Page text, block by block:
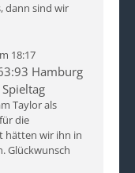
dann sind wir
18:17
Hamburg
Taylor als
die
hätten wir ihn in
Glückwunsch